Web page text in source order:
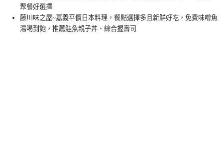
聚餐好選擇
藤川味之屋~嘉義平價日本料理，餐點選擇多且新鮮好吃，免費味噌魚
湯喝到飽，推薦鮭魚親子丼、綜合握壽司